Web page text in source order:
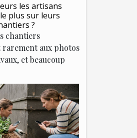
les artisans
plus sur leurs
?
chantiers
rarement aux photos
et beaucoup